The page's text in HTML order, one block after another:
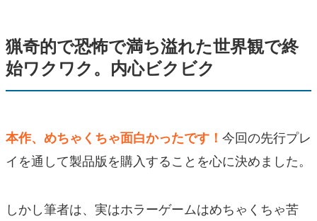
猟奇的で恐怖で満ち溢れた世界観で終
始ワクワク。内心ビクビク
本作、めちゃくちゃ面白かったです！ 今回の先行プレ
イを通して製品版を購入することを心に決めました。
しかし筆者は、実はホラーゲームはめちゃくちゃ苦